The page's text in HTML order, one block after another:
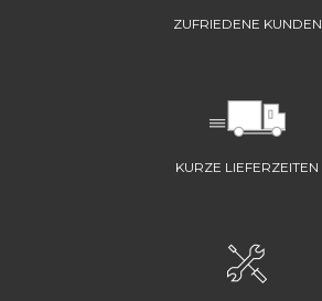
ZUFRIEDENE KUNDEN
KURZE LIEFERZEITEN